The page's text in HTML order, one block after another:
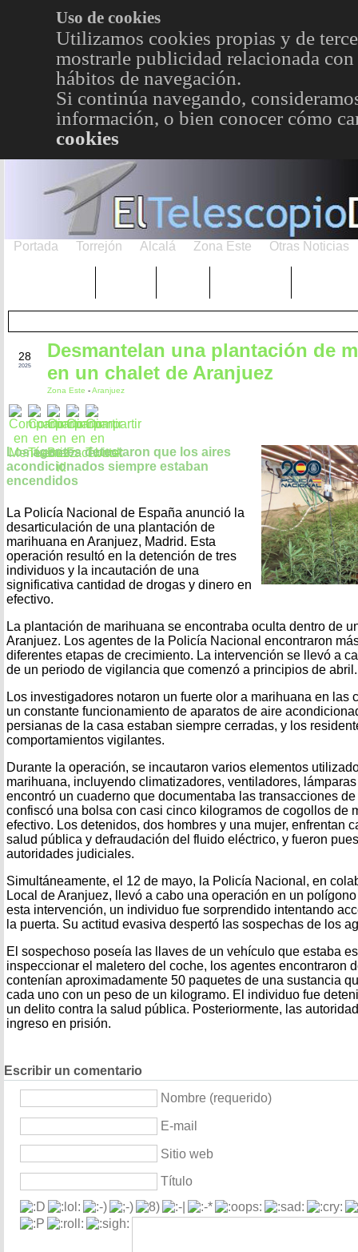
Uso de cookies
Utilizamos cookies propias y de
mostrarle publicidad relacionada
hábitos de navegación.
Si continúa navegando,
información, o bien conocer cómo
cookies
Portada Torrejón Alcalá Zona Este Otras Noticias
28
2025
Desmantelan una plantación de
en un chalet de Aranjuez
Zona Este -Aranjuez
Los agentes detectaron que los aires
acondicionados siempre estaban
encendidos
La Policía Nacional de España anunció la
desarticulación de una plantación de
marihuana en Aranjuez, Madrid. Esta
operación resultó en la detención de tres
individuos y la incautación de una
significativa cantidad de drogas y dinero en
efectivo.
La plantación de marihuana se encontraba oculta dentro de
Aranjuez. Los agentes de la Policía Nacional encontraron
diferentes etapas de crecimiento. La intervención se llevó a
de un periodo de vigilancia que comenzó a principios de abril.
Los investigadores notaron un fuerte olor a marihuana en las
un constante funcionamiento de aparatos de aire
persianas de la casa estaban siempre cerradas, y los
comportamientos vigilantes.
Durante la operación, se incautaron varios elementos
marihuana, incluyendo climatizadores, ventiladores,
encontró un cuaderno que documentaba las transacciones
confiscó una bolsa con casi cinco kilogramos de cogollos de
efectivo. Los detenidos, dos hombres y una mujer, enfrentan
salud pública y defraudación del fluido eléctrico, y fueron
autoridades judiciales.
Simultáneamente, el 12 de mayo, la Policía Nacional, en
Local de Aranjuez, llevó a cabo una operación en un
esta intervención, un individuo fue sorprendido intentando
la puerta. Su actitud evasiva despertó las sospechas de los
El sospechoso poseía las llaves de un vehículo que estaba
inspeccionar el maletero del coche, los agentes encontraron
contenían aproximadamente 50 paquetes de una sustancia
cada uno con un peso de un kilogramo. El individuo fue
un delito contra la salud pública. Posteriormente, las
ingreso en prisión.
Escribir un comentario
Nombre (requerido)
E-mail
Sitio web
Título